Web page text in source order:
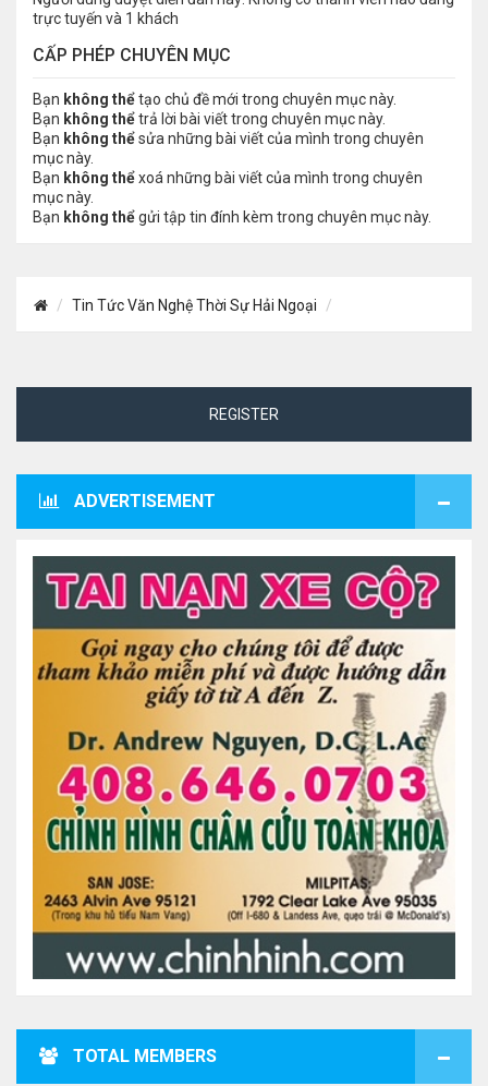
trực tuyến và 1 khách
CẤP PHÉP CHUYÊN MỤC
Bạn không thểtạo chủ đề mới trong chuyên mục này.
Bạn không thểtrả lời bài viết trong chuyên mục này.
Bạn không thểsửa những bài viết của mình trong chuyên
mục này.
Bạn không thểxoá những bài viết của mình trong chuyên
mục này.
Bạn không thểgửi tập tin đính kèm trong chuyên mục này.
Tin Tức Văn Nghệ Thời Sự Hải Ngoại
REGISTER
ADVERTISEMENT
TOTAL MEMBERS